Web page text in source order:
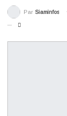
Par Siaminfos